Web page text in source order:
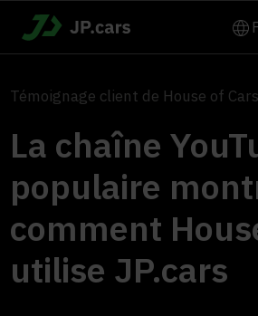
Témoignage client de House of Cars
La chaîne
populaire
comment
utilise JP.cars